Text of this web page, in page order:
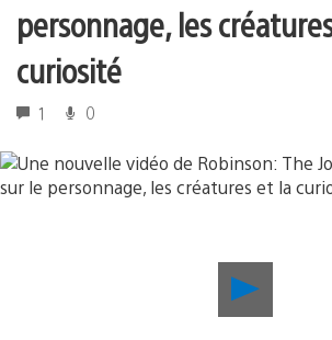
personnage, les
curiosité
1 0
vidéo